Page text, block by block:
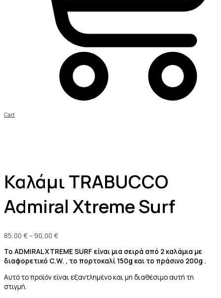
Cart
Καλάμι TRABUCCO
Admiral Xtreme Surf
85,00 €– 90,00 €
Το ADMIRAL XTREME SURF είναι μια σειρά από 2 καλάμια με
διαφορετικό C.W. , το πορτοκαλί 150g και το πράσινο 200g .
Αυτό το προϊόν είναι εξαντλημένο και μη διαθέσιμο αυτή τη
στιγμή.